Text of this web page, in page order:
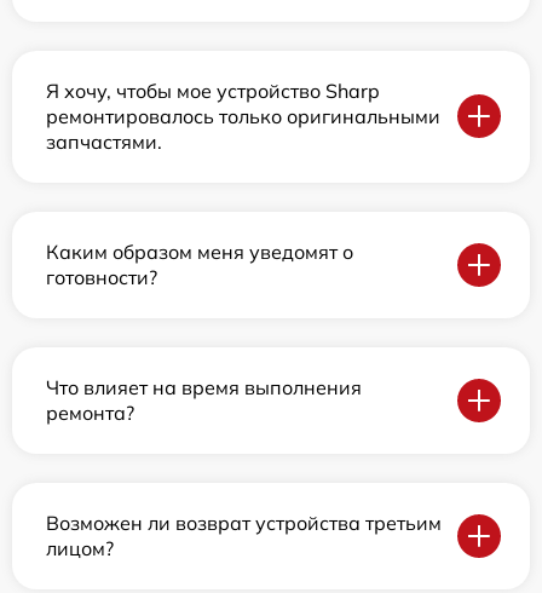
Я хочу, чтобы мое устройство Sharp
ремонтировалось только оригинальными
запчастями.
Каким образом меня уведомят о
готовности?
Что влияет на время выполнения
ремонта?
Возможен ли возврат устройства третьим
лицом?